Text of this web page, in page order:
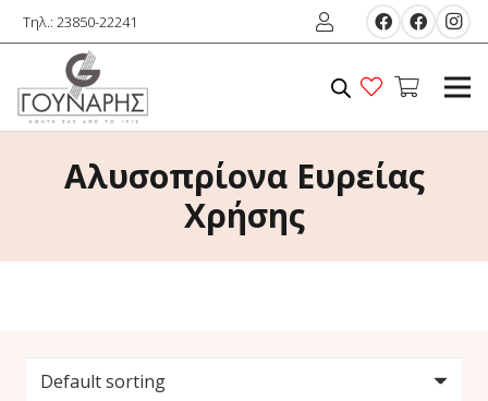
Τηλ.: 23850-22241
Αλυσοπρίονα Ευρείας
Χρήσης